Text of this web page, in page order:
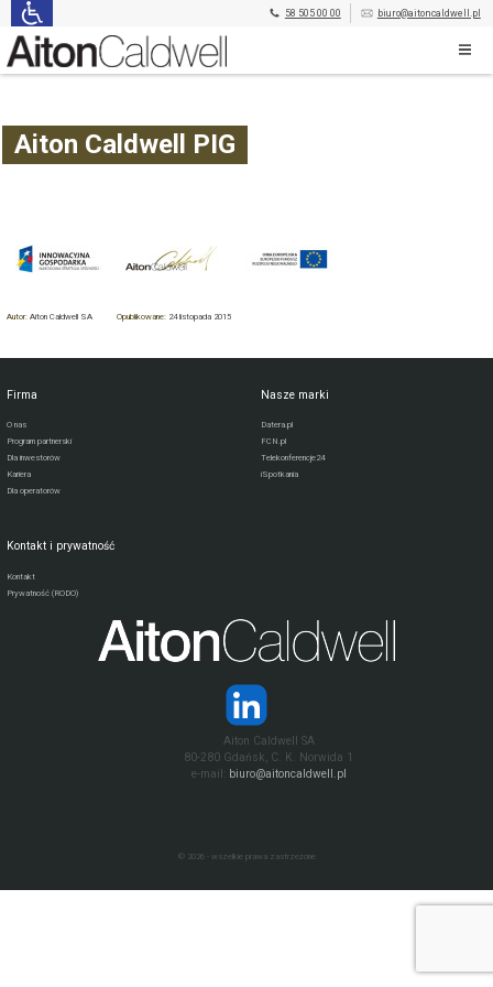
58 505 00 00 biuro@aitoncaldwell.pl
Aiton Caldwell PIG
Autor:Aiton Caldwell SA Opublikowane: 24 listopada 2015
Firma
O nas
Program partnerski
Dla inwestorów
Kariera
Dla operatorów
Nasze marki
Datera.pl
FCN.pl
Telekonferencje24
iSpotkania
Kontakt i prywatność
Kontakt
Prywatność (RODO)
Aiton Caldwell SA
80-280 Gdańsk, C. K. Norwida 1
e-mail:
biuro@aitoncaldwell.pl
© 2026 - wszelkie prawa zastrzeżone